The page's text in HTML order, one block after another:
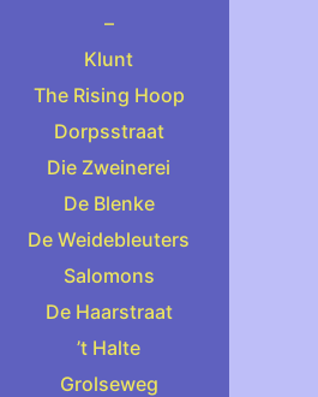
–
Klunt
The Rising Hoop
Dorpsstraat
Die Zweinerei
De Blenke
De Weidebleuters
Salomons
De Haarstraat
’t Halte
Grolseweg